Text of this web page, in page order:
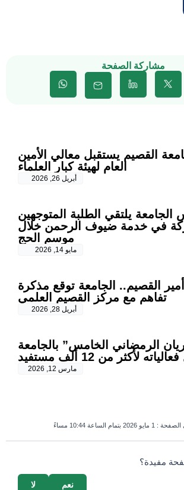
مشاركة الصفحة
القصيم يستقبل معالي الأمين
العام لهيئة كبار العلماء
أبريل 26, 2026
الجامعة يلتقي الطلبة المتوجهين
في خدمة ضيوف الرحمن خلال
موسم الحج
مايو 14, 2026
القصيم.. الجامعة توقع مذكرة
تفاهم مع مركز القصيم العلمي
أبريل 28, 2026
الرمضاني الخامس” بالجامعة
لأكثر من 12 ألف مستفيد
مارس 12, 2026
الصفحة : 1 مايو 2026 بتمام الساعة 10:44 مساءً
مفيدة؟
لا نعم